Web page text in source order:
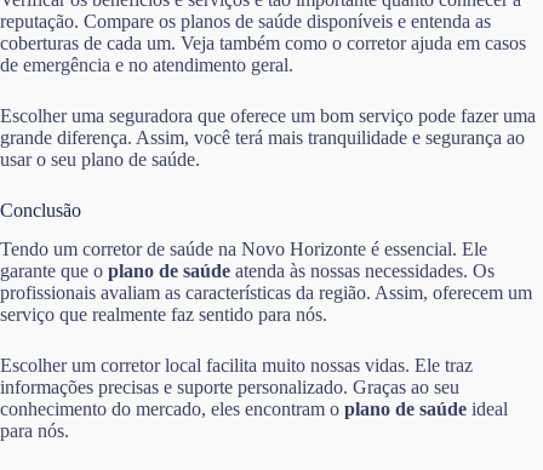
reputação. Compare os planos de saúde disponíveis e entenda as
coberturas de cada um. Veja também como o corretor ajuda em casos
de emergência e no atendimento geral.
Escolher uma seguradora que oferece um bom serviço pode fazer uma
grande diferença. Assim, você terá mais tranquilidade e segurança ao
usar o seu plano de saúde.
Conclusão
Tendo um corretor de saúde na Novo Horizonte é essencial. Ele
garante que o plano de saúde atenda às nossas necessidades. Os
profissionais avaliam as características da região. Assim, oferecem um
serviço que realmente faz sentido para nós.
Escolher um corretor local facilita muito nossas vidas. Ele traz
informações precisas e suporte personalizado. Graças ao seu
conhecimento do mercado, eles encontram o plano de saúde ideal
para nós.